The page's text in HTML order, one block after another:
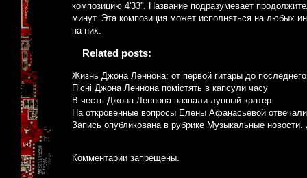
композицию 4'33''. Название подразумевает
минут. Эта композиция может исполняться на любых
на них.
Related posts:
Жизнь Джона Леннона: от первой гитары до
Пісні Джона Леннона помістять в капсули часу
В честь Джона Леннона назвали лунный кратер
На откровенные вопросы Елены Афанасьевой
Запись опубликована в рубрике Музыкальные новости.
Комментарии запрещены.